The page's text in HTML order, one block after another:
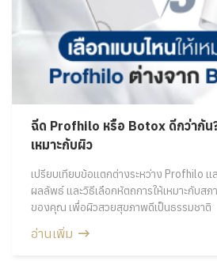
ฉีด Profhilo หรือ Botox ดีกว่ากัน
เหมาะกับผิว
เปรียบเทียบข้อแตกต่างระหว่าง Profhilo แ
ผลลัพธ์ และวิธีเลือกหัตถการให้เหมาะกับส
ของคุณ เพื่อผิวสวยสุขภาพดีเป็นธรรมชาติ
อ่านเพิ่ม